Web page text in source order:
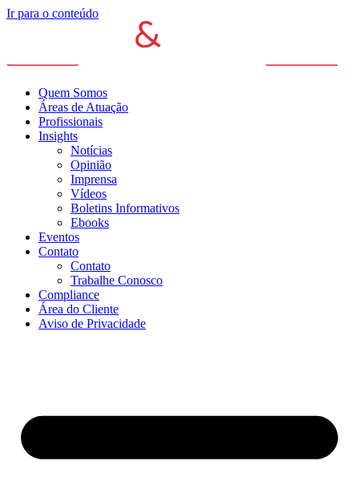
Ir para o conteúdo
Quem Somos
Áreas de Atuação
Profissionais
Insights
Notícias
Opinião
Imprensa
Vídeos
Boletins Informativos
Ebooks
Eventos
Contato
Contato
Trabalhe Conosco
Compliance
Área do Cliente
Aviso de Privacidade